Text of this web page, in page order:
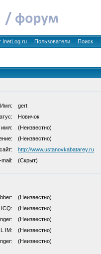
InetLog.ru Пользователи Поиск
Имя:
gert
Новичок
(Неизвестно)
(Неизвестно)
http://www.ustanovkabatarey.ru
mail:
(Скрыт)
(Неизвестно)
ICQ:
(Неизвестно)
(Неизвестно)
IM:
(Неизвестно)
(Неизвестно)